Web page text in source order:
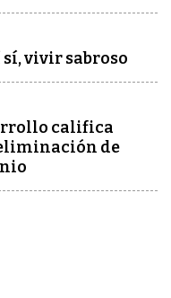
vivir sabroso
califica
de